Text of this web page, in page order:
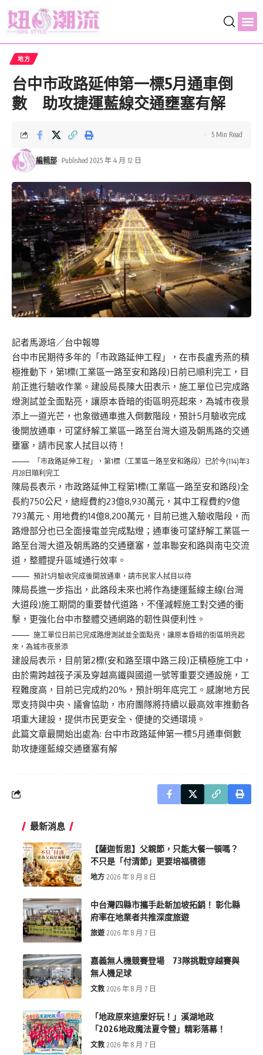
地方
台中市政路延伸第一標5月通車倒
數 助攻捷運藍線交通壅塞有解
編輯部 Published 2025 年 4 月 12 日
5 Min Read
記者馬源培／台中報導
台中市民期待多年的「市政路延伸工程」，在市長盧秀燕的積
極推動下，第1標(工業區一路至安和路段)日前已順利完工，目
前正進行驗收作業。建設局長陳大田表示，施工單位已完成路
燈測試並全面點亮，讓原本昏暗的街區明亮起來，為城市夜景
添上一道光芒，也象徵通車進入倒數階段，預計5月驗收完成
後開放通車，可望紓解工業區一路至台灣大道及朝馬路的交通
壅塞，請市民家人拭目以待！
「市政路延伸工程」，第1標（工業區一路至安和路段）已於今(114)年3
月28日順利完工
陳局長表示，市政路延伸工程第1標(工業區一路至安和路段)全
長約750公尺，總經費約23億8,930萬元，其中工程費約9億
793萬元、用地費約14億8,200萬元，目前已進入驗收階段，而
路燈部分也已全面接電並完成點燈；通車後可望紓解工業區一
路至台灣大道及朝馬路的交通壅塞，並串聯安和路與南屯交流
道，整體提升區域通行效率。
預計5月驗收完成後開放通車，請市民家人拭目以待
陳局長進一步指出，此路段未來也將作為捷運藍線主線(台灣
大道段)施工期間的重要替代道路，不僅減輕施工對交通的衝
擊，更強化台中市整體交通網路的韌性與便利性。
施工單位日前已完成路燈測試並全面點亮，讓原本昏暗的街區明亮起
來，為城市夜景添
建設局表示，目前第2標(安和路至環中路三段)正積極施工中，
由於需跨越筏子溪及穿越高鐵與國道一號等重要交通設施，工
程難度高，目前已完成約20%，預計明年底完工。感謝地方民
眾支持與中央、議會協助，市府團隊將持續以最高效率推動各
項重大建設，提供市民更安全、便捷的交通環境。
此篇文章最開始出處為: 台中市政路延伸第一標5月通車倒數
助攻捷運藍線交通壅塞有解
最新消息
【薩迦哲思】父親節，只能大餐一頓嗎？
不只是「付清節」更要培福積德
地方 2026 年 8 月 8 日
中台灣四縣市攜手赴新加坡拓銷！ 彰化縣
府率在地業者共推深度旅遊
旅遊 2026 年 8 月 7 日
嘉義無人機競賽登場 73隊挑戰穿越賽與
無人機足球
文教 2026 年 8 月 7 日
「地政原來這麼好玩！」溪湖地政
「2026地政魔法夏令營」精彩落幕！
文教 2026 年 8 月 7 日